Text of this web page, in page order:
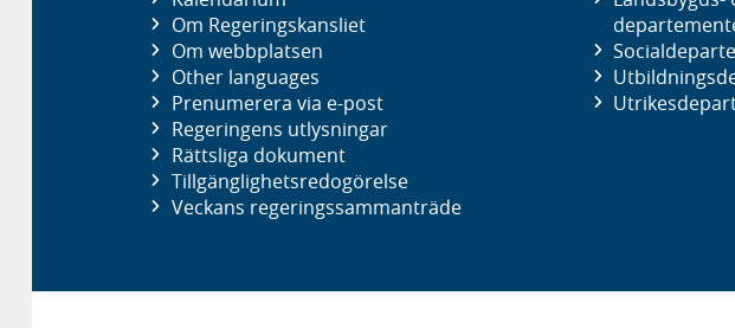
Om Regeringskansliet
Om webbplatsen
Other languages
Prenumerera via e-post
Regeringens utlysningar
Rättsliga dokument
Tillgänglighetsredogörelse
Veckans regeringssammanträde